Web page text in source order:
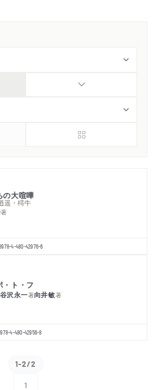
の大喧嘩
遥・樗牛
著
978-4-480-42976-6
・ト・フ
谷沢永一著向井敏著
978-4-480-42956-8
1-2/2
1